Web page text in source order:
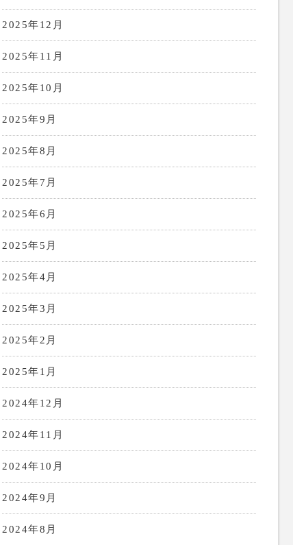
2025年12月
2025年11月
2025年10月
2025年9月
2025年8月
2025年7月
2025年6月
2025年5月
2025年4月
2025年3月
2025年2月
2025年1月
2024年12月
2024年11月
2024年10月
2024年9月
2024年8月